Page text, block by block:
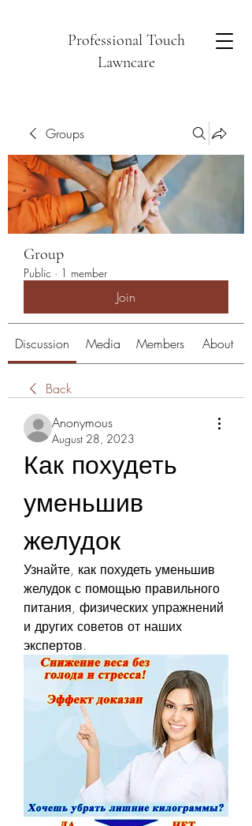
Professional Touch
Lawncare
Groups
Group
Public · 1 member
Join
Discussion Media Members About
Back
Anonymous
August 28, 2023
Как похудеть
уменьшив
желудок
Узнайте, как похудеть уменьшив
желудок с помощью правильного
питания, физических упражнений
и других советов от наших
экспертов.